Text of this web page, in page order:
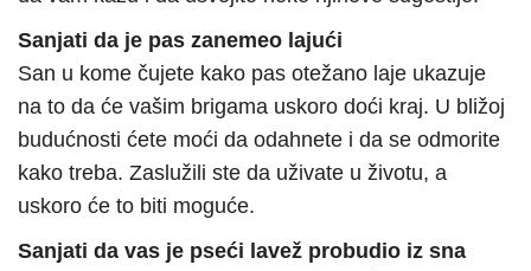
Sanjati da je pas zanemeo lajući
San u kome čujete kako pas otežano laje ukazuje
na to da će vašim brigama uskoro doći kraj. U bližoj
budućnosti ćete moći da odahnete i da se odmorite
kako treba. Zaslužili ste da uživate u životu, a
uskoro će to biti moguće.
Sanjati da vas je pseći lavež probudio iz sna